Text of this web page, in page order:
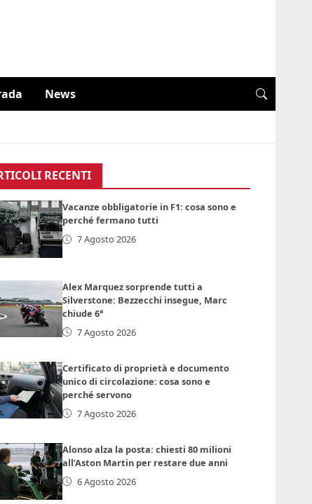
News
RECENTI
Vacanze obbligatorie in F1: cosa sono e
perché fermano tutti
7 Agosto 2026
Alex Marquez sorprende tutti a
Silverstone: Bezzecchi insegue, Marc
chiude 6°
7 Agosto 2026
Certificato di proprietà e documento
unico di circolazione: cosa sono e
perché servono
7 Agosto 2026
Alonso alza la posta: chiesti 80 milioni
all’Aston Martin per restare due anni
6 Agosto 2026